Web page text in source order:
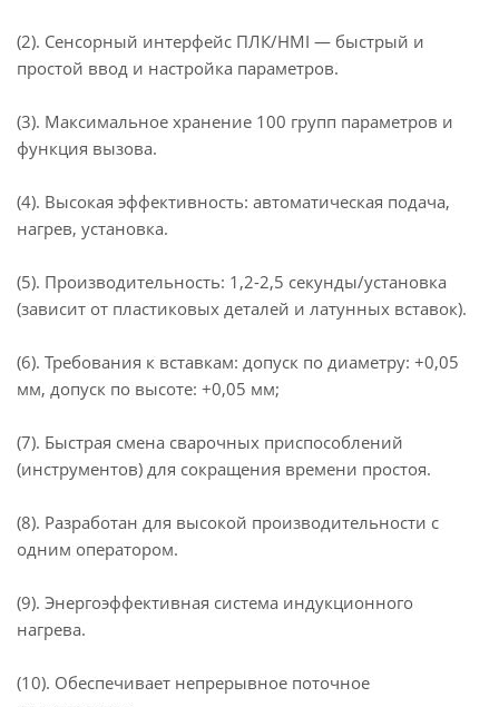
(2). Сенсорный интерфейс ПЛК/HMI — быстрый и
простой ввод и настройка параметров.
(3). Максимальное хранение 100 групп параметров и
функция вызова.
(4). Высокая эффективность: автоматическая подача,
нагрев, установка.
(5). Производительность: 1,2-2,5 секунды/установка
(зависит от пластиковых деталей и латунных вставок).
(6). Требования к вставкам: допуск по диаметру: +0,05
мм, допуск по высоте: +0,05 мм;
(7). Быстрая смена сварочных приспособлений
(инструментов) для сокращения времени простоя.
(8). Разработан для высокой производительности с
одним оператором.
(9). Энергоэффективная система индукционного
нагрева.
(10). Обеспечивает непрерывное поточное